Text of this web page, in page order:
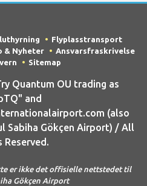
Flyplasstransport
& Nyheter
Ansvarsfraskrivelse
Sitemap
Quantum OU trading as
and
(also
Sabiha Gökçen Airport) / All
Reserved.
er ikke det offisielle nettstedet til
Gökçen Airport